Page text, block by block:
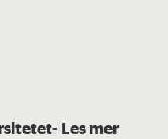
- Les mer